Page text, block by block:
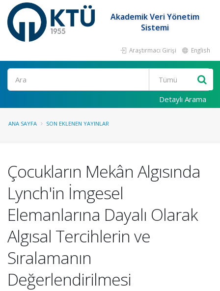
Akademik Veri Yönetim
Sistemi
Araştırmacı Girişi English
Ara
Detaylı Arama
ANA SAYFA SON EKLENEN YAYINLAR
Çocukların Mekân Algısında
Lynch'in İmgesel
Elemanlarına Dayalı Olarak
Algısal Tercihlerin ve
Sıralamanın
Değerlendirilmesi